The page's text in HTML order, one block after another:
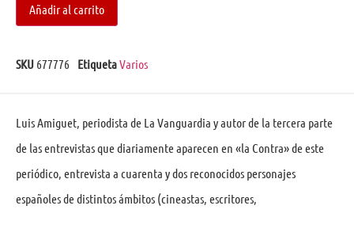
Añadir al carrito
SKU 677776 EtiquetaVarios
Luis Amiguet, periodista de La Vanguardia y autor de la tercera parte
de las entrevistas que diariamente aparecen en «la Contra» de este
periódico, entrevista a cuarenta y dos reconocidos personajes
españoles de distintos ámbitos (cineastas, escritores,